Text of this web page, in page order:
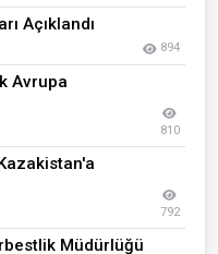
Açıklandı
894
Avrupa
810
792
Müdürlüğü